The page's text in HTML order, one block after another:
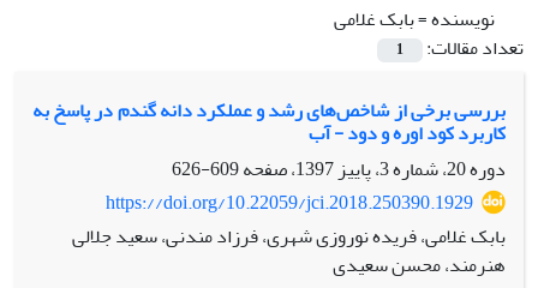
نویسنده =بابک غلامی
تعداد مقالات:
1
بررسی برخی از شاخص‌های رشد و عملکرد دانه گندم در پاسخ به
کاربرد کود اوره و دود - آب
دوره 20، شماره 3، پاییز 1397، صفحه
609-626
https://doi.org/10.22059/jci.2018.250390.1929
بابک غلامی، فریده نوروزی شهری، فرزاد مندنی، سعید جلالی
هنرمند، محسن سعیدی